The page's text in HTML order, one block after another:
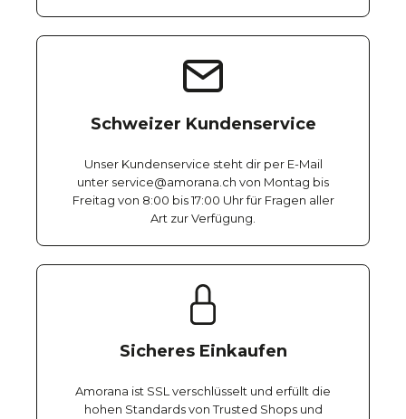
Schweizer Kundenservice
Unser Kundenservice steht dir per E-Mail
unter service@amorana.ch von Montag bis
Freitag von 8:00 bis 17:00 Uhr für Fragen aller
Art zur Verfügung.
Sicheres Einkaufen
Amorana ist SSL verschlüsselt und erfüllt die
hohen Standards von Trusted Shops und